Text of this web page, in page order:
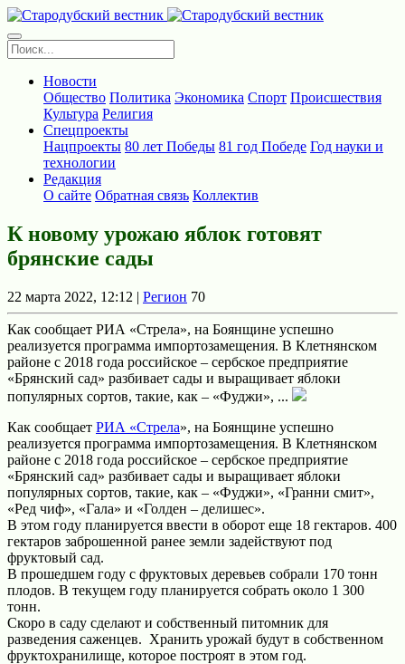
Новости
Общество Политика Экономика Спорт Происшествия
Культура Религия
Спецпроекты
Нацпроекты 80 лет Победы 81 год Победе Год науки и
технологии
Редакция
О сайте Обратная связь Коллектив
К новому урожаю яблок готовят
брянские сады
22 марта 2022, 12:12 | Регион 70
Как сообщает РИА «Стрела», на Боянщине успешно
реализуется программа импортозамещения. В Клетнянском
районе с 2018 года российское – сербское предприятие
«Брянский сад» разбивает сады и выращивает яблоки
популярных сортов, такие, как – «Фуджи», ...
Как сообщает РИА «Стрела», на Боянщине успешно
реализуется программа импортозамещения. В Клетнянском
районе с 2018 года российское – сербское предприятие
«Брянский сад» разбивает сады и выращивает яблоки
популярных сортов, такие, как – «Фуджи», «Гранни смит»,
«Ред чиф», «Гала» и «Голден – делишес».
В этом году планируется ввести в оборот еще 18 гектаров. 400
гектаров заброшенной ранее земли задействуют под
фруктовый сад.
В прошедшем году с фруктовых деревьев собрали 170 тонн
плодов. В текущем году планируется собрать около 1 300
тонн.
Скоро в саду сделают и собственный питомник для
разведения саженцев. Хранить урожай будут в собственном
фруктохранилище, которое построят в этом год.